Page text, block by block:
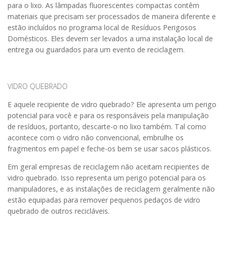
para o lixo. As lâmpadas fluorescentes compactas contêm
materiais que precisam ser processados ​​de maneira diferente e
estão incluídos no programa local de Resíduos Perigosos
Domésticos. Eles devem ser levados a uma instalação local de
entrega ou guardados para um evento de reciclagem.
VIDRO QUEBRADO
E aquele recipiente de vidro quebrado? Ele apresenta um perigo
potencial para você e para os responsáveis ​​pela manipulação
de resíduos, portanto, descarte-o no lixo também. Tal como
acontece com o vidro não convencional, embrulhe os
fragmentos em papel e feche-os bem se usar sacos plásticos.
Em geral empresas de reciclagem não aceitam recipientes de
vidro quebrado. Isso representa um perigo potencial para os
manipuladores, e as instalações de reciclagem geralmente não
estão equipadas para remover pequenos pedaços de vidro
quebrado de outros recicláveis.